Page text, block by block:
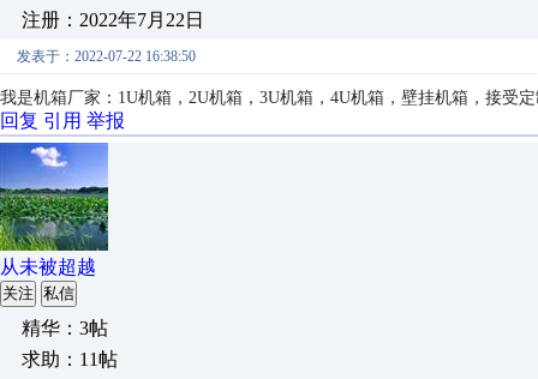
注册：2022年7月22日
发表于：2022-07-22 16:38:50
我是机箱厂家：1U机箱，2U机箱，3U机箱，4U机箱，壁挂机箱，接受
回复 引用 举报
从未被超越
关注 私信
精华：3帖
求助：11帖